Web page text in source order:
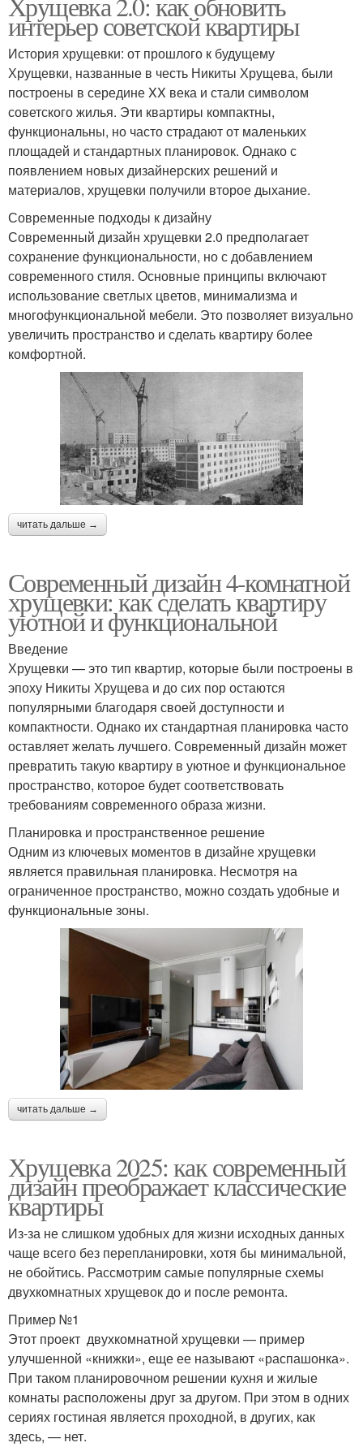
интерьер советской квартиры
История хрущевки: от прошлого к будущему
Хрущевки, названные в честь Никиты Хрущева, были
построены в середине XX века и стали символом
советского жилья. Эти квартиры компактны,
функциональны, но часто страдают от маленьких
площадей и стандартных планировок. Однако с
появлением новых дизайнерских решений и
материалов, хрущевки получили второе дыхание.
Современные подходы к дизайну
Современный дизайн хрущевки 2.0 предполагает
сохранение функциональности, но с добавлением
современного стиля. Основные принципы включают
использование светлых цветов, минимализма и
многофункциональной мебели. Это позволяет визуально
увеличить пространство и сделать квартиру более
комфортной.
читать дальше →
Современный дизайн 4-комнатной
хрущевки: как сделать квартиру
уютной и функциональной
Введение
Хрущевки — это тип квартир, которые были построены в
эпоху Никиты Хрущева и до сих пор остаются
популярными благодаря своей доступности и
компактности. Однако их стандартная планировка часто
оставляет желать лучшего. Современный дизайн может
превратить такую квартиру в уютное и функциональное
пространство, которое будет соответствовать
требованиям современного образа жизни.
Планировка и пространственное решение
Одним из ключевых моментов в дизайне хрущевки
является правильная планировка. Несмотря на
ограниченное пространство, можно создать удобные и
функциональные зоны.
читать дальше →
Хрущевка 2025: как современный
дизайн преображает классические
квартиры
Из-за не слишком удобных для жизни исходных данных
чаще всего без перепланировки, хотя бы минимальной,
не обойтись. Рассмотрим самые популярные схемы
двухкомнатных хрущевок до и после ремонта.
Пример №1
Этот проект двухкомнатной хрущевки — пример
улучшенной «книжки», еще ее называют «распашонка».
При таком планировочном решении кухня и жилые
комнаты расположены друг за другом. При этом в одних
сериях гостиная является проходной, в других, как
здесь, — нет.